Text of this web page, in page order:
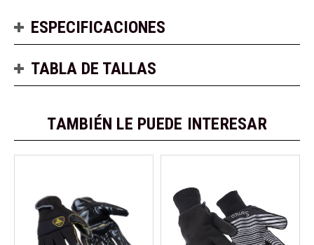
ESPECIFICACIONES
TABLA DE TALLAS
TAMBIÉN LE PUEDE INTERESAR